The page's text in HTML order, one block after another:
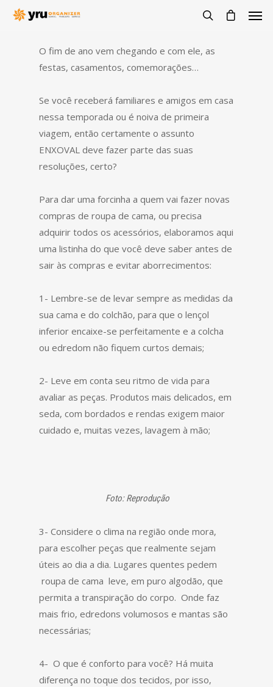
O fim de ano vem chegando e com ele, as
festas, casamentos, comemorações…
Se você receberá familiares e amigos em casa
nessa temporada ou é noiva de primeira
viagem, então certamente o assunto
ENXOVAL deve fazer parte das suas
resoluções, certo?
Para dar uma forcinha a quem vai fazer novas
compras de roupa de cama, ou precisa
adquirir todos os acessórios, elaboramos aqui
uma listinha do que você deve saber antes de
sair às compras e evitar aborrecimentos:
1- Lembre-se de levar sempre as medidas da
sua cama e do colchão, para que o lençol
inferior encaixe-se perfeitamente e a colcha
ou edredom não fiquem curtos demais;
2- Leve em conta seu ritmo de vida para
avaliar as peças. Produtos mais delicados, em
seda, com bordados e rendas exigem maior
cuidado e, muitas vezes, lavagem à mão;
Foto: Reprodução
3- Considere o clima na região onde mora,
para escolher peças que realmente sejam
úteis ao dia a dia. Lugares quentes pedem
roupa de cama leve, em puro algodão, que
permita a transpiração do corpo. Onde faz
mais frio, edredons volumosos e mantas são
necessárias;
4- O que é conforto para você? Há muita
diferença no toque dos tecidos, por isso,